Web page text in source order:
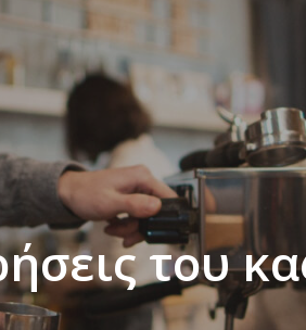
του